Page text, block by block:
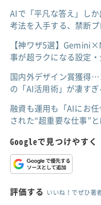
AIで「平凡な答え」し
考法を入手する、禁断
【神ワザ5選】
事が超ラクになる設定
国内外デザイン賞獲得
の「AI活用術」が凄す
融資も運用も「AIにお
された“超重要な仕事”
Googleで見つけやすく
評価する いいね！でぜひ著